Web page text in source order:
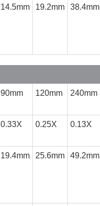
14.5mm 19.2mm 38.4mm
90mm 120mm 240mm
0.33X 0.25X 0.13X
19.4mm 25.6mm 49.2mm